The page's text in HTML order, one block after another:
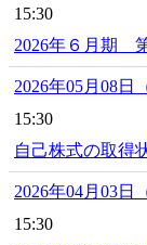
15:30
2026年６月期
2026年05月08日
15:30
自己株式の取得
2026年04月03日
15:30